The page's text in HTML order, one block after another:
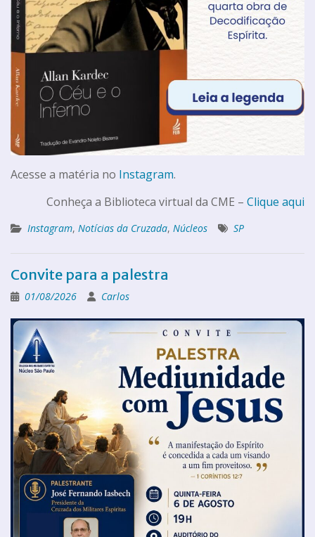
Acesse a matéria no Instagram.
Conheça a Biblioteca virtual da CME – Clique aqui
Instagram, Notícias da Cruzada, Núcleos SP
Convite para a palestra
01/08/2026 Carlos